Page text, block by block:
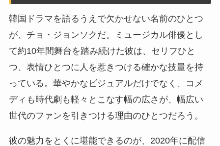
韓国ドラマを語るうえで欠かせない名前のひとつ
が、チョ・ジョンソクだ。ミュージカル俳優とし
て約10年間舞台を踏み続けた彼は、セリフひと
つ、表情ひとつに人を惹きつける確かな技量を持
っている。華やかなビジュアルだけでなく、コメ
ディも時代劇も軽々とこなす幅の広さが、幅広い
世代のファンを引きつける理由のひとつだろう。
彼の魅力をとくに堪能できるのが、2020年に配信